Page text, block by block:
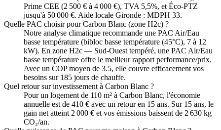
Prime CEE (2 500 € à 4 000 €), TVA 5,5%, et Éco-PTZ
jusqu'à 50 000 €. Aide locale Gironde : MDPH 33.
Quelle PAC choisir pour Carbon Blanc (zone H2c) ?
Notre analyse climatique recommande une PAC Air/Eau
basse température (bibloc basse température (45°C), 7 à 12
kW). En zone H2c — Sud-Ouest tempéré, une PAC Air/Eau
basse température offre le meilleur rapport performance/prix.
Avec un COP moyen de 3.5, elle couvre efficacement vos
besoins sur 185 jours de chauffe.
Quel retour sur investissement à Carbon Blanc ?
Pour un logement de 110 m² à Carbon Blanc, l'économie
annuelle est de 410 € avec un retour en 15 ans. Sur 15 ans, le
gain net atteint 2 000 € et vos émissions baissent de 2 630 kg
CO₂/an.